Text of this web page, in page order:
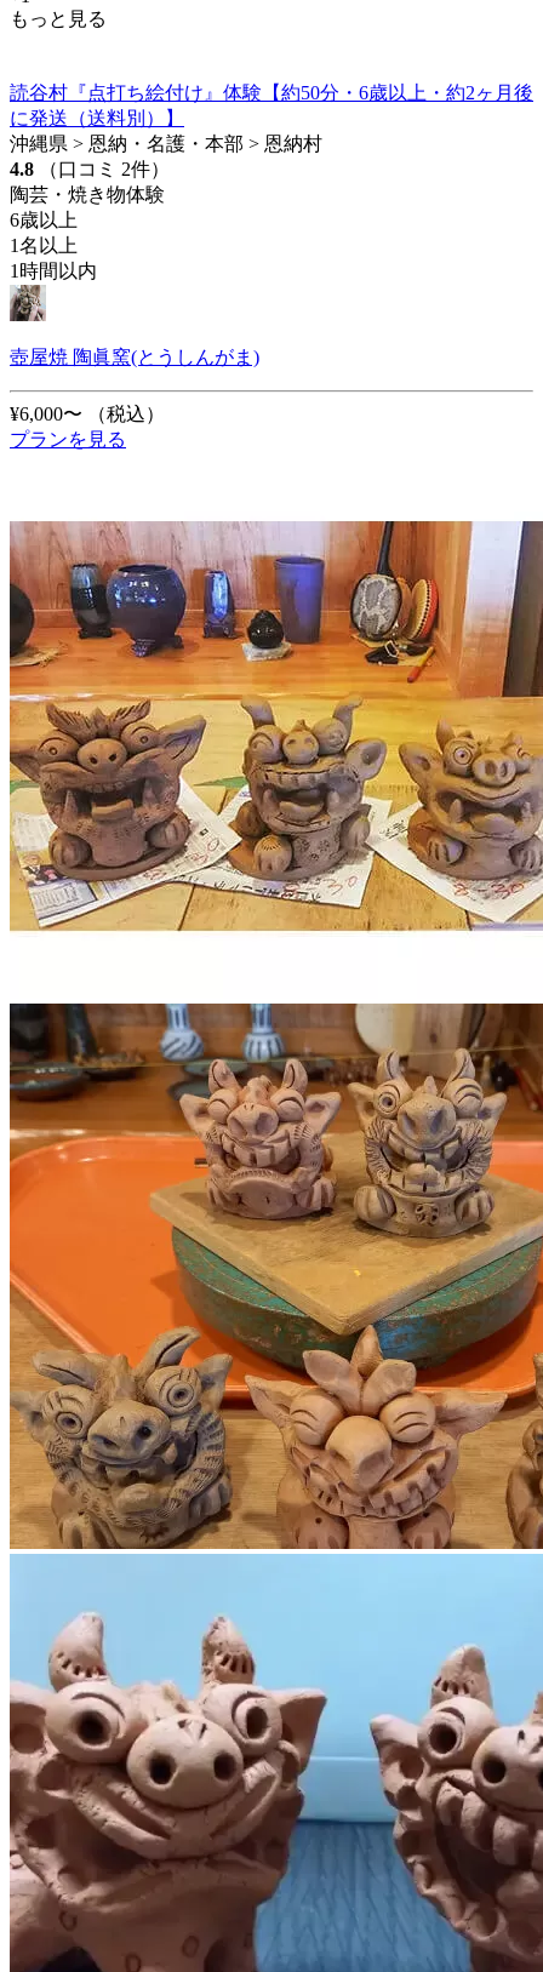
もっと見る
読谷村『点打ち絵付け』体験【約50分・6歳以上・約2ヶ月後
に発送（送料別）】
沖縄県 > 恩納・名護・本部 > 恩納村
4.8
（口コミ 2件）
陶芸・焼き物体験
6歳以上
1名以上
1時間以内
壺屋焼 陶眞窯(とうしんがま)
¥6,000〜
（税込）
プランを見る